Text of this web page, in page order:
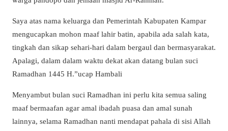
Saya atas nama keluarga dan Pemerintah Kabupaten Kampar
mengucapkan mohon maaf lahir batin, apabila ada salah kata,
tingkah dan sikap sehari-hari dalam bergaul dan bermasyarakat.
Apalagi, dalam dalam waktu dekat akan datang bulan suci
Ramadhan 1445 H.”ucap Hambali
Menyambut bulan suci Ramadhan ini perlu kita semua saling
maaf bermaafan agar amal ibadah puasa dan amal sunah
lainnya, selama Ramadhan nanti mendapat pahala di sisi Allah